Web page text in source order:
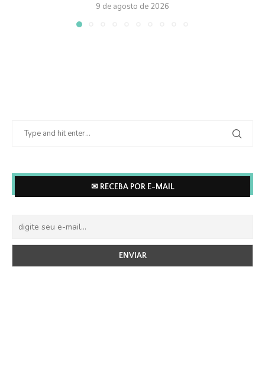
9 de agosto de 2026
✉ RECEBA POR E-MAIL